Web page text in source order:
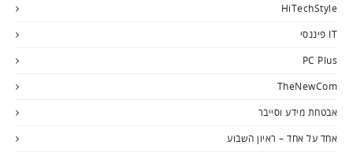
HiTechStyle
IT פיננסי
PC Plus
TheNewCom
אבטחת מידע וסייבר
אחד על אחד – ראיון השבוע